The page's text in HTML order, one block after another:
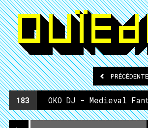
PRÉCÉDENTE
183 OKO DJ - Medieval